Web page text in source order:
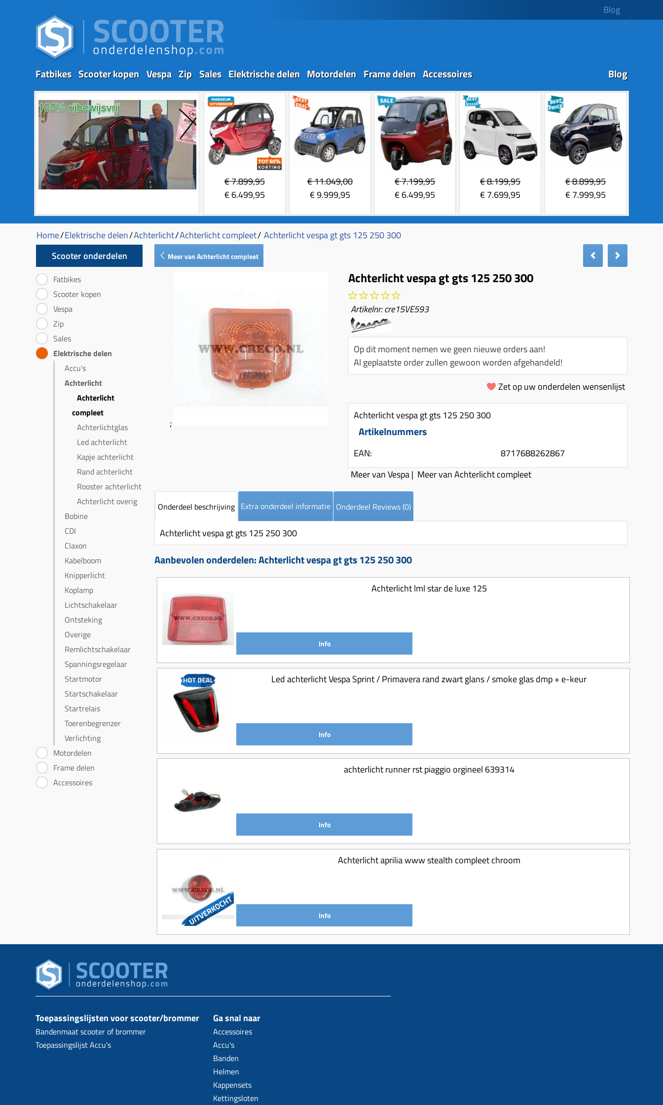
Blog
Fatbikes Scooter kopen Vespa Zip Sales Elektrische delen Motordelen Frame delen Accessoires Blog
€7.899,95
€6.499,95
€11.049,00
€9.999,95
€7.199,95
€6.499,95
€8.199,95
€7.699,95
€8.899,95
€7.999,95
Home/Elektrische delen/Achterlicht/Achterlicht compleet/ Achterlicht vespa gt gts 125 250 300
Scooter onderdelen
Fatbikes
Scooter kopen
Vespa
Zip
Sales
Elektrische delen
Accu's
Achterlicht
Achterlicht
compleet
Achterlichtglas
Led achterlicht
Kapje achterlicht
Rand achterlicht
Rooster achterlicht
Achterlicht overig
Bobine
CDI
Claxon
Kabelboom
Knipperlicht
Koplamp
Lichtschakelaar
Ontsteking
Overige
Remlichtschakelaar
Spanningsregelaar
Startmotor
Startschakelaar
Startrelais
Toerenbegrenzer
Verlichting
Motordelen
Frame delen
Accessoires
Meer van Achterlicht compleet
;
Achterlicht vespa gt gts 125 250 300
Artikelnr:cre15VE593
Op dit moment nemen we geen nieuwe orders aan!
Al geplaatste order zullen gewoon worden afgehandeld!
Zet op uw onderdelen wensenlijst
Achterlicht vespa gt gts 125 250 300
Artikelnummers
EAN:
8717688262867
Meer van Vespa| Meer van Achterlicht compleet
Onderdeel beschrijving Extra onderdeel informatie Onderdeel Reviews (0)
Achterlicht vespa gt gts 125 250 300
Aanbevolen onderdelen: Achterlicht vespa gt gts 125 250 300
Achterlicht lml star de luxe 125
Info
Led achterlicht Vespa Sprint / Primavera rand zwart glans / smoke glas dmp + e-keur
Info
achterlicht runner rst piaggio orgineel 639314
Info
Achterlicht aprilia www stealth compleet chroom
Info
Toepassingslijsten voor scooter/brommer
Bandenmaat scooter of brommer
Toepassingslijst Accu's
Ga snal naar
Accessoires
Accu's
Banden
Helmen
Kappensets
Kettingsloten